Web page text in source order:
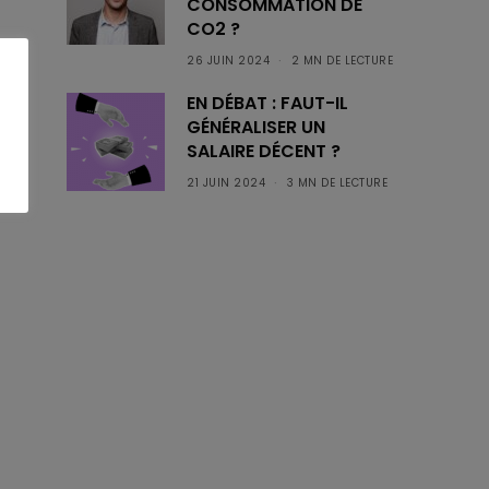
CONSOMMATION DE
CO2 ?
26 JUIN 2024 2 MN DE LECTURE
EN DÉBAT : FAUT-IL
GÉNÉRALISER UN
SALAIRE DÉCENT ?
21 JUIN 2024 3 MN DE LECTURE